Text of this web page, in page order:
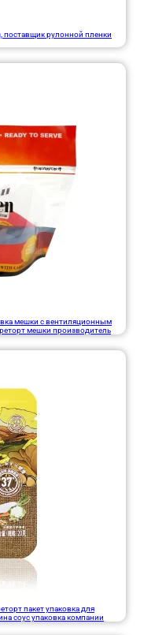
поставщик рулонной пленки
мешки с вентиляционным
мешки производитель
пакет упаковка для
соус упаковка компании